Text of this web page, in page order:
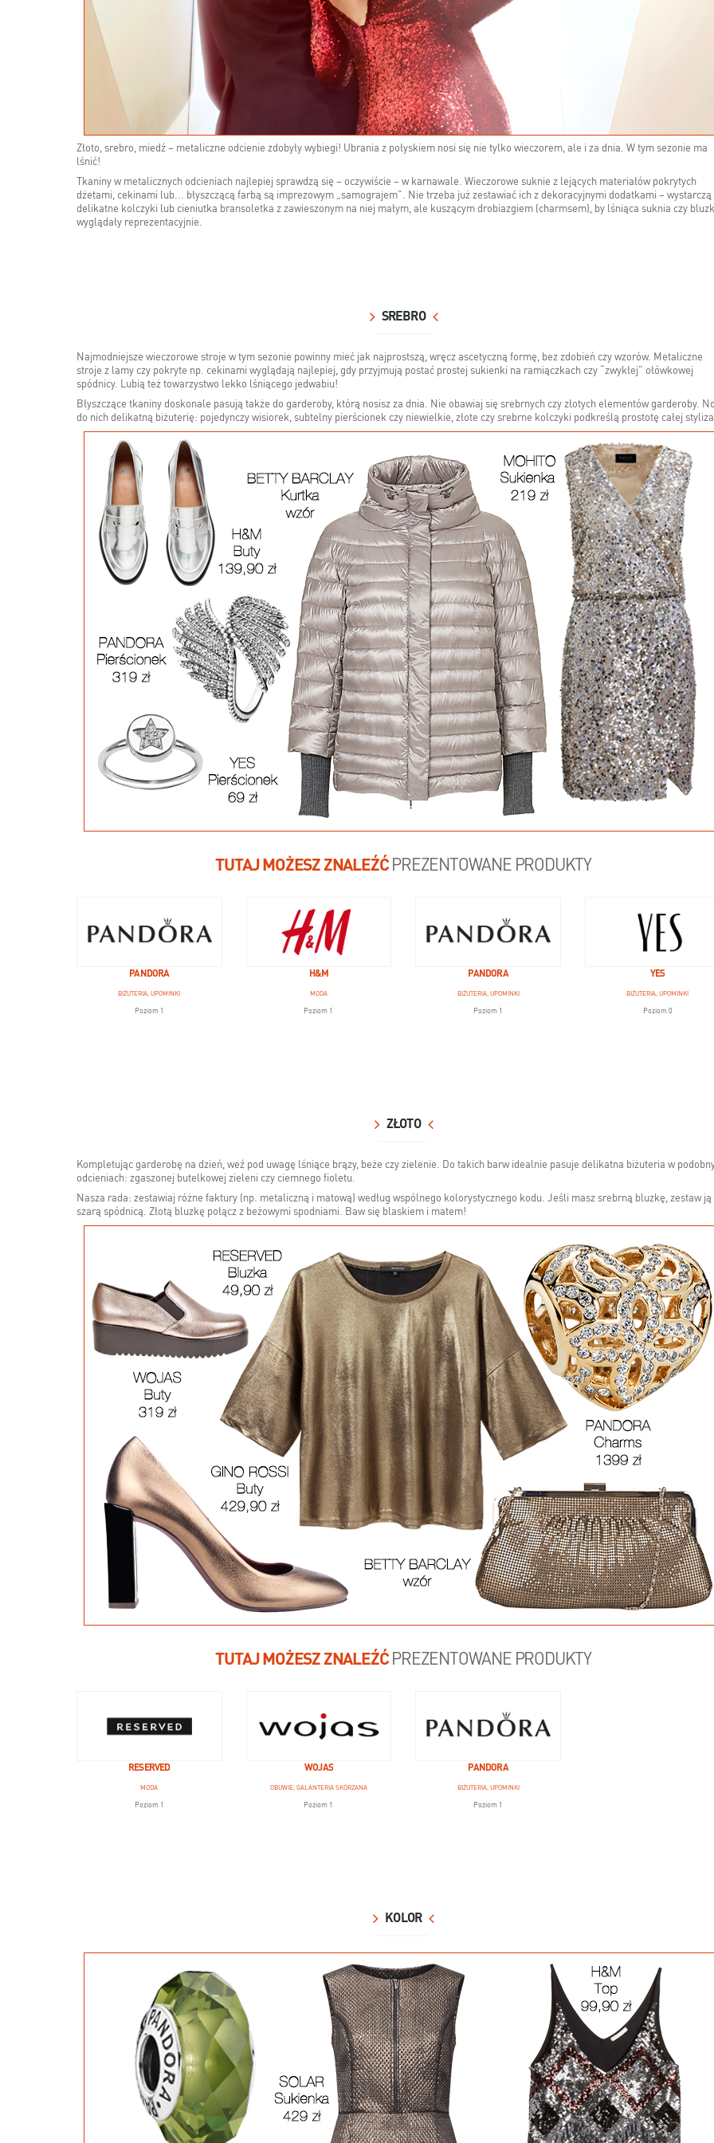
Złoto, srebro, miedź – metaliczne odcienie zdobyły wybiegi! Ubrania z połyskiem nosi się nie tylko wieczorem, ale i za dnia. W tym sezonie ma
lśnić!
Tkaniny w metalicznych odcieniach najlepiej sprawdzą się – oczywiście – w karnawale. Wieczorowe suknie z lejących materiałów pokrytych
dżetami, cekinami lub... błyszczącą farbą są imprezowym „samograjem”. Nie trzeba już zestawiać ich z dekoracyjnymi dodatkami – wystarczą
delikatne kolczyki lub cieniutka bransoletka z zawieszonym na niej małym, ale kuszącym drobiazgiem (charmsem), by lśniąca suknia czy
wyglądały reprezentacyjnie.
SREBRO
Najmodniejsze wieczorowe stroje w tym sezonie powinny mieć jak najprostszą, wręcz ascetyczną formę, bez zdobień czy wzorów. Metaliczne
stroje z lamy czy pokryte np. cekinami wyglądają najlepiej, gdy przyjmują postać prostej sukienki na ramiączkach czy “zwykłej” ołówkowej
spódnicy. Lubią też towarzystwo lekko lśniącego jedwabiu!
Błyszczące tkaniny doskonale pasują także do garderoby, którą nosisz za dnia. Nie obawiaj się srebrnych czy złotych elementów garderoby.
do nich delikatną biżuterię: pojedynczy wisiorek, subtelny pierścionek czy niewielkie, złote czy srebrne kolczyki podkreślą prostotę całej
TUTAJ MOŻESZ ZNALEŹĆPREZENTOWANE PRODUKTY
PANDORA
BIŻUTERIA, UPOMINKI
Poziom 1
H&M
MODA
Poziom 1
PANDORA
BIŻUTERIA, UPOMINKI
Poziom 1
YES
BIŻUTERIA, UPOMINKI
Poziom 0
ZŁOTO
Kompletując garderobę na dzień, weź pod uwagę lśniące brązy, beże czy zielenie. Do takich barw idealnie pasuje delikatna biżuteria w
odcieniach: zgaszonej butelkowej zieleni czy ciemnego fioletu.
Nasza rada: zestawiaj różne faktury (np. metaliczną i matową) według wspólnego kolorystycznego kodu. Jeśli masz srebrną bluzkę, zestaw ją
szarą spódnicą. Złotą bluzkę połącz z beżowymi spodniami. Baw się blaskiem i matem!
TUTAJ MOŻESZ ZNALEŹĆPREZENTOWANE PRODUKTY
RESERVED
MODA
Poziom 1
WOJAS
OBUWIE, GALANTERIA SKÓRZANA
Poziom 1
PANDORA
BIŻUTERIA, UPOMINKI
Poziom 1
KOLOR